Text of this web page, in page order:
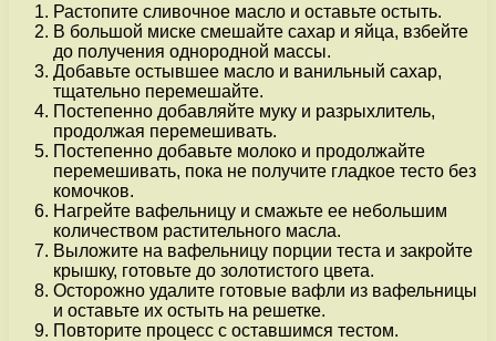
Растопите сливочное масло и оставьте остыть.
В большой миске смешайте сахар и яйца, взбейте
до получения однородной массы.
Добавьте остывшее масло и ванильный сахар,
тщательно перемешайте.
Постепенно добавляйте муку и разрыхлитель,
продолжая перемешивать.
Постепенно добавьте молоко и продолжайте
перемешивать, пока не получите гладкое тесто без
комочков.
Нагрейте вафельницу и смажьте ее небольшим
количеством растительного масла.
Выложите на вафельницу порции теста и закройте
крышку, готовьте до золотистого цвета.
Осторожно удалите готовые вафли из вафельницы
и оставьте их остыть на решетке.
Повторите процесс с оставшимся тестом.